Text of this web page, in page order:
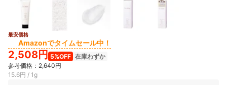
最安価格
Amazonでタイムセール中！
2,508円 5%OFF 在庫わずか
参考価格： 2,640円
15.6円 / 1g